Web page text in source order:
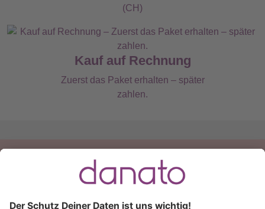
(CH)
Kauf auf Rechnung
Zuerst das Paket erhalten – später
zahlen.
Du hast eine Frage?
+49 (0) 511 51 56 0300
schreib uns eineE-Mail